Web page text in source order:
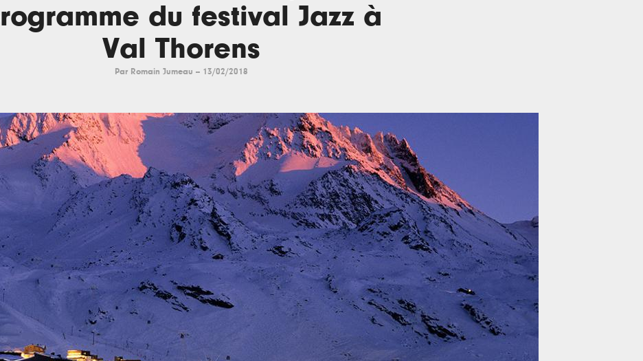
du festival Jazz à
Val Thorens
Par Romain Jumeau -- 13/02/2018